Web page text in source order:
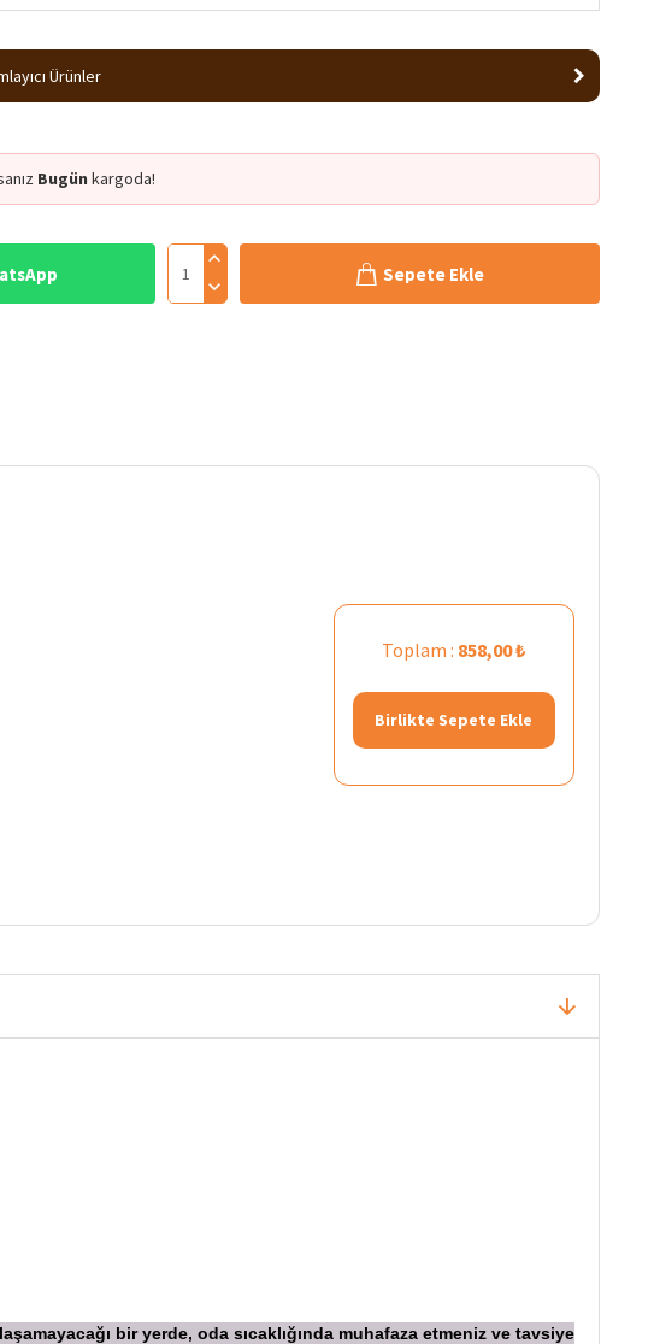
Ürünler
Bugün kargoda!
Sepete Ekle
Toplam : 858,00 ₺
Birlikte Sepete Ekle
bir yerde, oda sıcaklığında muhafaza etmeniz ve tavsiye